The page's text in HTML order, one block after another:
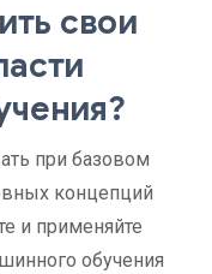
свои
при базовом
концепций
и применяйте
обучения